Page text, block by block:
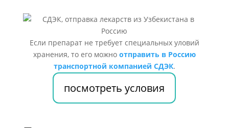
Если препарат не требует специальных уловий
хранения, то его можно отправить в Россию
транспортной компанией СДЭК.
посмотреть условия